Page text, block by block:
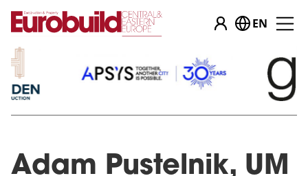
EN
Adam Pustelnik, UM